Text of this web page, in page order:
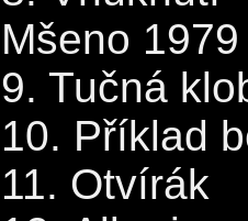
Mšeno
9. Tučná
10. Příklad
11. Otvírák